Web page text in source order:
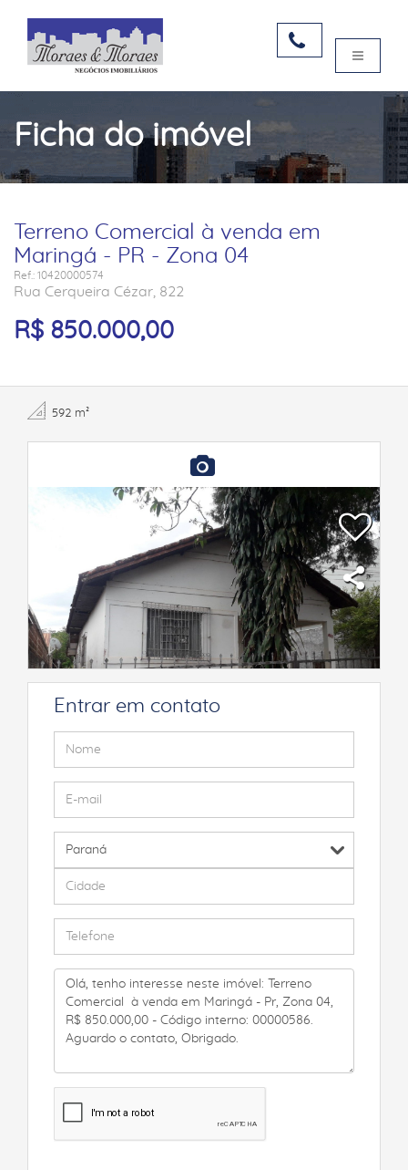
Ficha do imóvel
Terreno Comercial à venda em
Maringá - PR - Zona 04
Ref.: 10420000574
Rua Cerqueira Cézar, 822
R$ 850.000,00
592 m²
Entrar em contato